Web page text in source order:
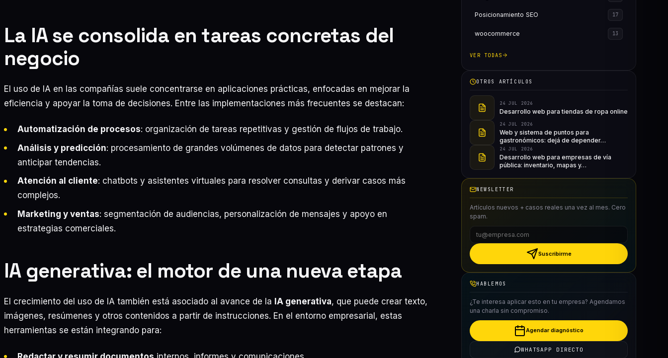
La IA se consolida en tareas concretas del
negocio
El uso de IA en las compañías suele concentrarse en aplicaciones prácticas, enfocadas en mejorar la
eficiencia y apoyar la toma de decisiones. Entre las implementaciones más frecuentes se destacan:
Automatización de procesos: organización de tareas repetitivas y gestión de flujos de trabajo.
Análisis y predicción: procesamiento de grandes volúmenes de datos para detectar patrones y
anticipar tendencias.
Atención al cliente: chatbots y asistentes virtuales para resolver consultas y derivar casos más
complejos.
Marketing y ventas: segmentación de audiencias, personalización de mensajes y apoyo en
estrategias comerciales.
IA generativa: el motor de una nueva etapa
El crecimiento del uso de IA también está asociado al avance de la IA generativa, que puede crear texto,
imágenes, resúmenes y otros contenidos a partir de instrucciones. En el entorno empresarial, estas
herramientas se están integrando para:
Posicionamiento SEO 17
woocommerce 13
VER TODAS
OTROS ARTÍCULOS
24 JUL 2026
Desarrollo web para tiendas de ropa online
24 JUL 2026
Web y sistema de puntos para
gastronómicos: dejá de depender…
24 JUL 2026
Desarrollo web para empresas de vía
pública: inventario, mapas y…
NEWSLETTER
Artículos nuevos + casos reales una vez al mes. Cero
spam.
Suscribirme
HABLEMOS
¿Te interesa aplicar esto en tu empresa? Agendamos
una charla sin compromiso.
Agendar diagnóstico
WHATSAPP DIRECTO